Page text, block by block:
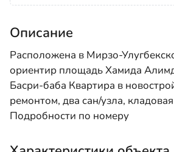
Описание
Расположена в Мирзо-
ориентир площадь Хамида
Басри-баба Квартира в
ремонтом, два сан/узла,
Подробности по номеру